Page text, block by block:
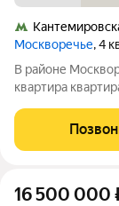
Москворечье, 4
В районе
квартира
расположение
«Каширская» и 19
16 500 000